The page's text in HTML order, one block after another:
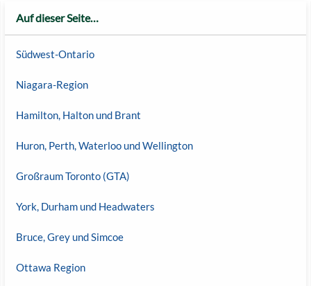
Auf dieser Seite…
Südwest-Ontario
Niagara-Region
Hamilton, Halton und Brant
Huron, Perth, Waterloo und Wellington
Großraum Toronto (GTA)
York, Durham und Headwaters
Bruce, Grey und Simcoe
Ottawa Region